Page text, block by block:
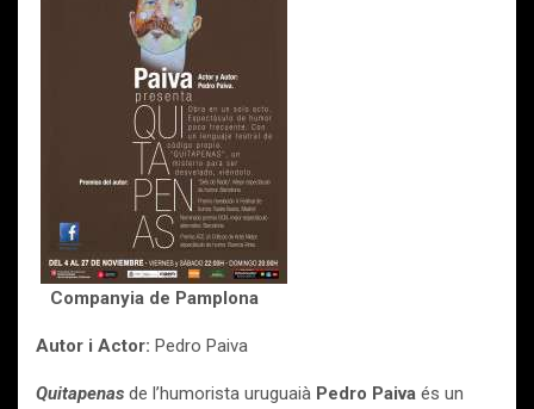
Companyia de Pamplona
Autor i Actor: Pedro Paiva
Quitapenas de l’humorista uruguaià Pedro Paiva és un